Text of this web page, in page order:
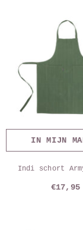
IN MIJN
Indi schort
€17,95